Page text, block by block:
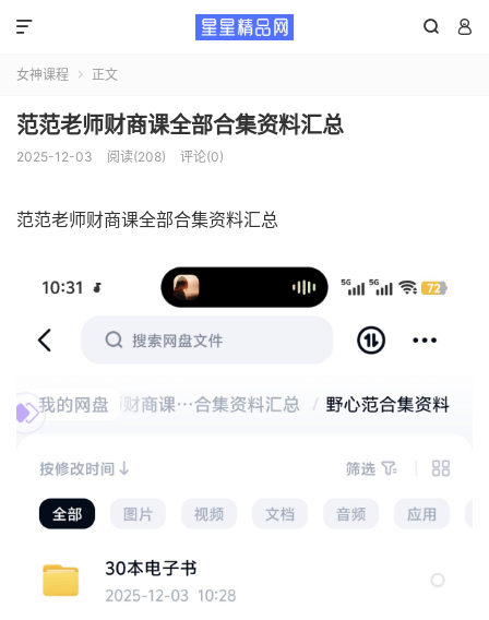
 

女神课程  正文
范范老师财商课全部合集资料汇总
2025-12-03 阅读(208) 评论(0)
范范老师财商课全部合集资料汇总